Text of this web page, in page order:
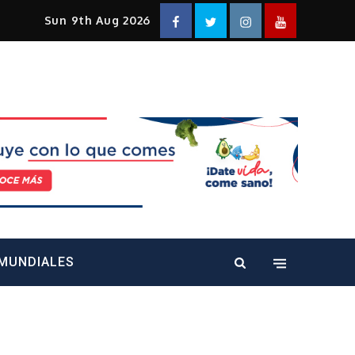
Sun 9th Aug 2026 FacebookTwitterInstagramYouTube